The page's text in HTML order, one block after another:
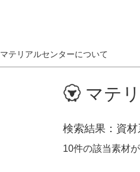
マテリアルセンターについて
マテ
検索結果 資材
10件の該当素材